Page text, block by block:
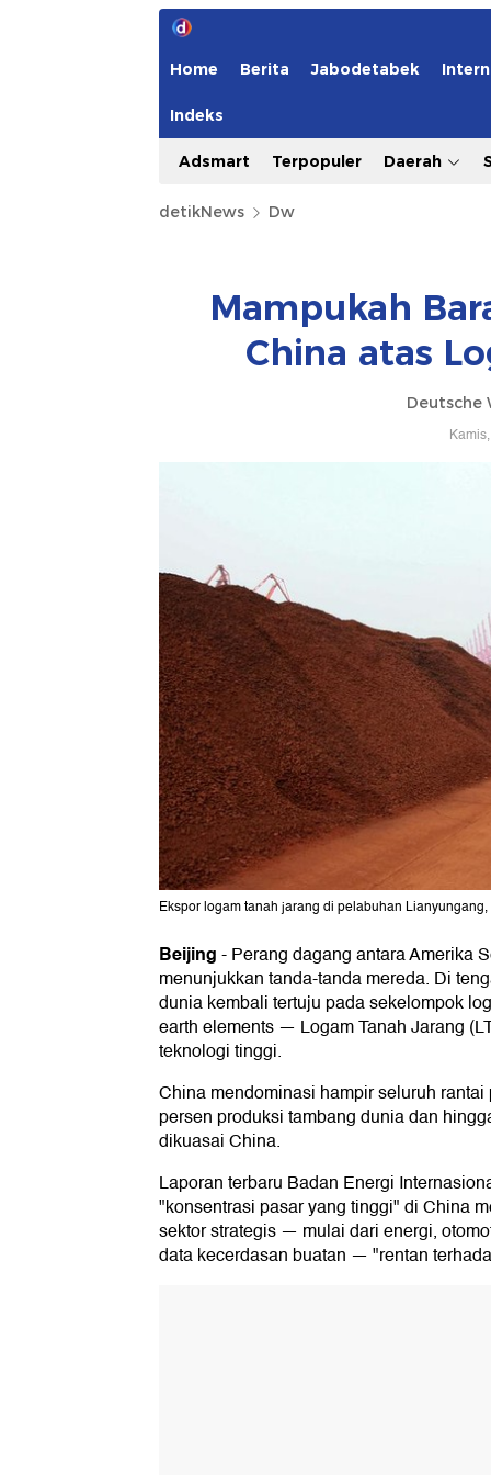
Home Berita Jabodetabek
Indeks
Adsmart Terpopuler Daerah
detikNews Dw
Mampukah
China atas
Deutsche
Ekspor logam tanah jarang di pelabuhan
Beijing-Perang dagang antara Amerika
menunjukkan tanda-tanda mereda. Di
dunia kembali tertuju pada sekelompok
earth elements — Logam Tanah Jarang
teknologi tinggi.
China mendominasi hampir seluruh
persen produksi tambang dunia dan
dikuasai China.
Laporan terbaru Badan Energi
"konsentrasi pasar yang tinggi" di China
sektor strategis — mulai dari energi,
data kecerdasan buatan — "rentan